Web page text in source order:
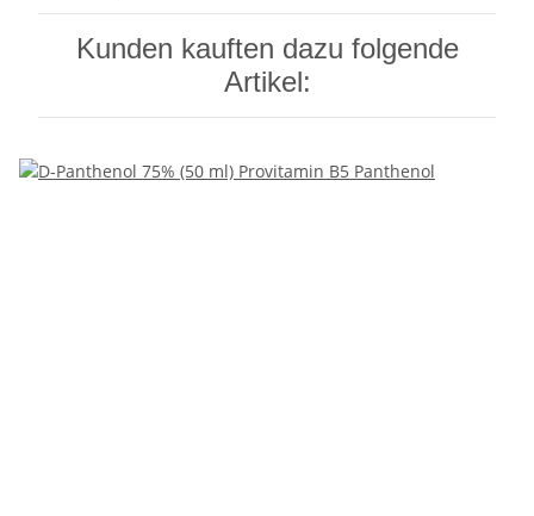
Kunden kauften dazu folgende
Artikel: